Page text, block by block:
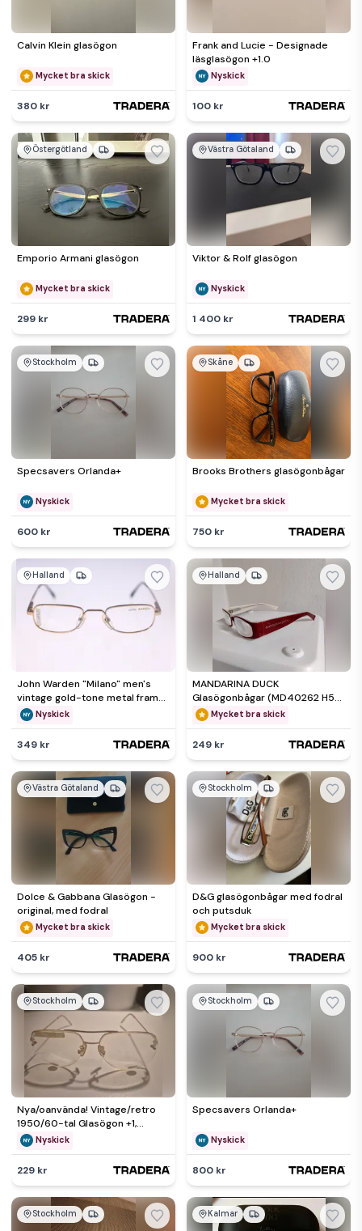
Calvin Klein glasögon
Mycket bra skick
380 kr
Frank and Lucie - Designade
läsglasögon +1.0
Nyskick
100 kr
Östergötland
Emporio Armani glasögon
Mycket bra skick
299 kr
Västra Götaland
Viktor & Rolf glasögon
Nyskick
1 400 kr
Stockholm
Specsavers Orlanda+
Nyskick
600 kr
Skåne
Brooks Brothers glasögonbågar
Mycket bra skick
750 kr
Halland
John Warden "Milano" men's
vintage gold-tone metal frame
eyeglasses-1980s-22g
Nyskick
349 kr
Halland
MANDARINA DUCK
Glasögonbågar (MD40262 H57)
Röda Mycket fint skick Italy
Designer
Mycket bra skick
249 kr
Västra Götaland
Dolce & Gabbana Glasögon -
original, med fodral
Mycket bra skick
405 kr
Stockholm
D&G glasögonbågar med fodral
och putsduk
Mycket bra skick
900 kr
Stockholm
Nya/oanvända! Vintage/retro
1950/60-tal Glasögon +1,
Västerlångs Optik
Nyskick
229 kr
Stockholm
Specsavers Orlanda+
Nyskick
800 kr
Stockholm Kalmar